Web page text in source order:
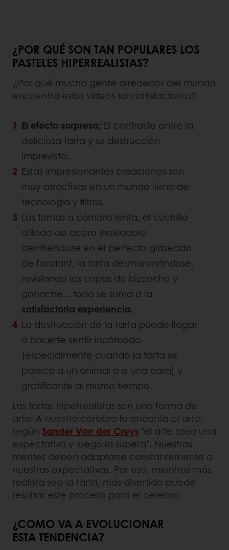
¿POR QUÉ SON TAN POPULARES LOS
PASTELES HIPERREALISTAS?
¿Por qué mucha gente alrededor del mundo
encuentra estos vídeos tan satisfactorios?
El efecto sorpresa; El contraste entre la
deliciosa tarta y su destrucción
imprevista.
Estas impresionantes creaciones son
muy atractivas en un mundo lleno de
tecnología y filtros.
Las tomas a cámara lenta, el cuchillo
afilado de acero inoxidable
derritiéndose en el perfecto glaseado
de fondant, la tarta desmoronándose,
revelando las capas de bizcocho y
ganache... todo se suma a la
satisfactoria experiencia.
La destrucción de la tarta puede llegar
a hacerte sentir incómodo
(especialmente cuando la tarta se
parece a un animal o a una cara) y
gratificante al mismo tiempo.
Las tartas hiperrealistas son una forma de
arte. A nuestro cerebro le encanta el arte;
según Sander Van der Cruys "el arte crea una
expectativa y luego la supera". Nuestras
mentes deben adaptarse constantemente a
nuestras expectativas. Por eso, mientras más
realista sea la tarta, más divertido puede
resultar este proceso para el cerebro.
¿COMO VA A EVOLUCIONAR
ESTA TENDENCIA?